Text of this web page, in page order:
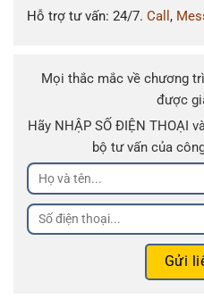
Hỗ trợ tư vấn: 24/7. Call ,
Mọi thắc mắc về chương
được
Hãy NHẬP SỐ ĐIỆN THOẠI
bộ tư vấn của